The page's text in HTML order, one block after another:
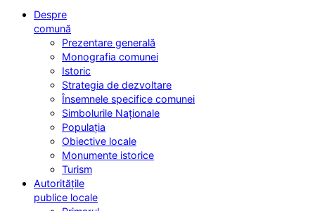
Despre
comună
Prezentare generală
Monografia comunei
Istoric
Strategia de dezvoltare
Însemnele specifice comunei
Simbolurile Naționale
Populația
Obiective locale
Monumente istorice
Turism
Autoritățile
publice locale